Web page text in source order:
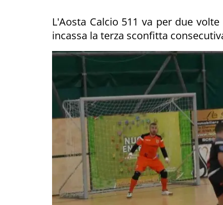
L'Aosta Calcio 511 va per due
incassa la terza sconfitta